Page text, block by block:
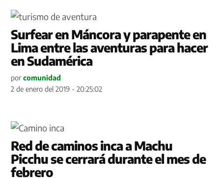
Surfear en Máncora y parapente en
Lima entre las aventuras para hacer
en Sudamérica
por comunidad
2 de enero del 2019 - 20:25:02
Red de caminos inca a Machu
Picchu se cerrará durante el mes de
febrero